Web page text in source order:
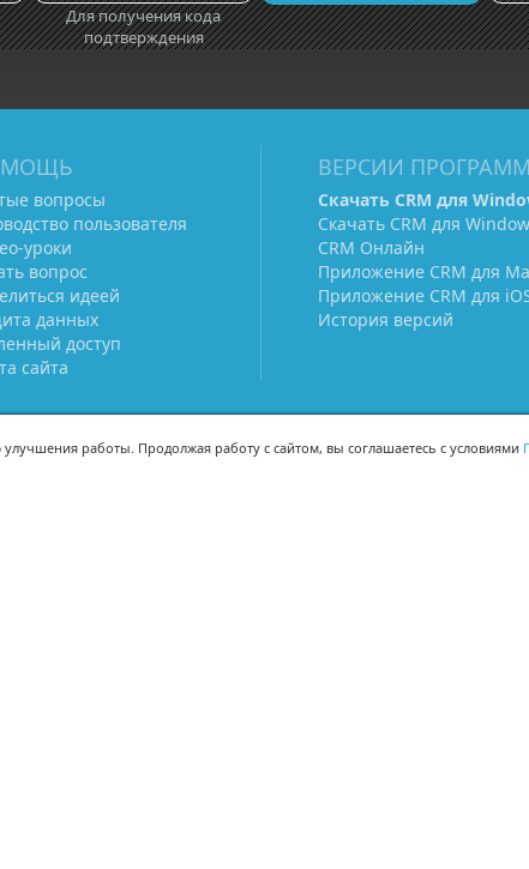
Для получения кода
подтверждения
вопросы
пользователя
уроки
вопрос
идеей
данных
доступ
сайта
ВЕРСИИ
Скачать CRM для
Скачать CRM для
CRM Онлайн
Приложение CRM для
Приложение CRM для
История версий
улучшения работы. Продолжая работу с сайтом, вы соглашаетесь с условиями